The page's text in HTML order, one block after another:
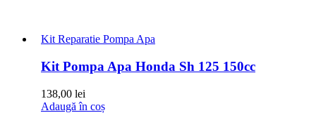
Kit Reparatie Pompa Apa
Kit Pompa Apa Honda Sh 125 150cc
138,00 lei
Adaugă în coș